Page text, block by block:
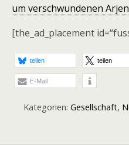
um verschwundenen
[the_ad_placement
teilen teilen
E-Mail
Kategorien: Gesellschaft,